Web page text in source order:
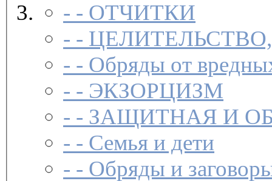
- - ОТЧИТКИ
- -
- - Обряды от
- - ЭКЗОРЦИЗМ
- - ЗАЩИТНАЯ И
- - Семья и дети
- - Обряды и